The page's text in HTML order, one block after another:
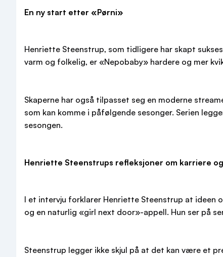
En ny start etter «Pørni»
Henriette Steenstrup, som tidligere har skapt
varm og folkelig, er «Nepobaby» hardere og mer
Skaperne har også tilpasset seg en moderne
som kan komme i påfølgende sesonger. Serien
sesongen.
Henriette Steenstrups refleksjoner om karriere
I et intervju forklarer Henriette Steenstrup at ideen
og en naturlig «girl next door»-appell. Hun ser på
Steenstrup legger ikke skjul på at det kan være et